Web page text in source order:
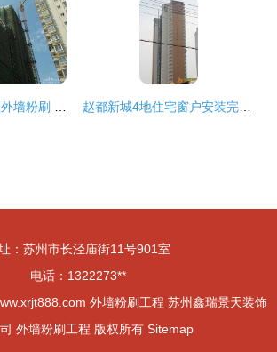
：苏州市长泾庙街11号901室
电话：1322273**
外墙粉刷工程 苏州鑫瑞景天装饰
外墙粉刷工程 版权所有 Sitemap